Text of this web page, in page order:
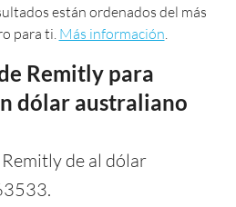
están ordenados del más
para ti. Más información
Remitly para
dólar australiano
de al dólar